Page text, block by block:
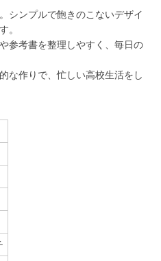
シンプルで飽きのこないデザイ
。
参考書を整理しやすく、毎日の
な作りで、忙しい高校生活をし